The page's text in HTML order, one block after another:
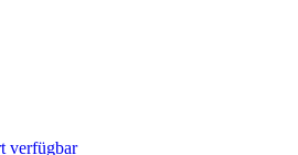
verfügbar